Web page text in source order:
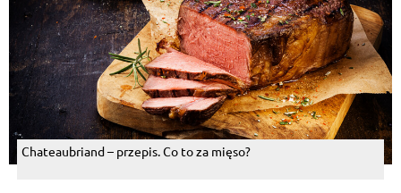
Chateaubriand – przepis. Co to za mięso?